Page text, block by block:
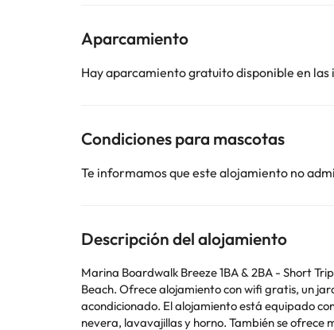
Aparcamiento
Hay aparcamiento gratuito disponible en
Condiciones para mascotas
Te informamos que este alojamiento no
Descripción del alojamiento
Marina Boardwalk Breeze 1BA & 2BA - Short
Beach. Ofrece alojamiento con wifi gratis, un
acondicionado. El alojamiento está equipado con TV de pantalla plana y baño privado con ducha, bañera de hidromasaje y artículos de aseo gratuitos. La cocina dispone de
nevera, lavavajillas y horno. También se ofrece microondas, fogones